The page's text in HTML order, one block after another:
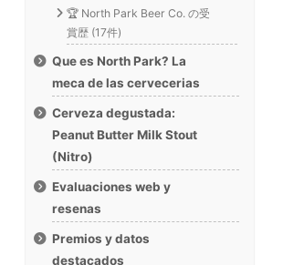
🏆 North Park Beer Co. の受
賞歴 (17件)
Que es North Park? La
meca de las cervecerias
Cerveza degustada:
Peanut Butter Milk Stout
(Nitro)
Evaluaciones web y
resenas
Premios y datos
destacados